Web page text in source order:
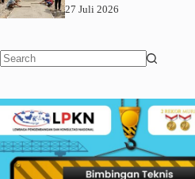
27 Juli 2026